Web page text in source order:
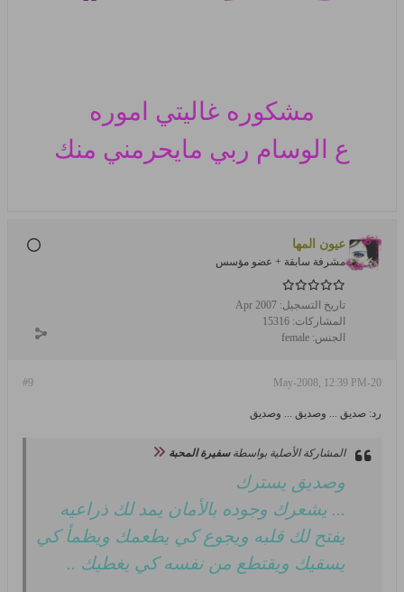
مشكوره غاليتي اموره
ع الوسام ربي مايحرمني منك
عيون المها
مشرفة سابقة + عضو مؤسس
تاريخ التسجيل: Apr 2007
المشاركات: 15316
الجنس: female
#9 20-May-2008, 12:39 PM
رد: صديق ... وصديق ... وصديق
المشاركة الأصلية بواسطةسفيرة المحبة
وصديق يسترك
... يشعرك وجوده بالأمان يمد لك ذراعيه
يفتح لك قلبه ويجوع كي يطعمك ويظمأ كي
يسقيك ويقتطع من نفسه كي يغطيك ..